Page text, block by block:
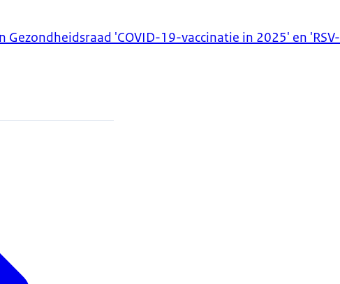
Gezondheidsraad 'COVID-19-vaccinatie in 2025' en 'RSV-